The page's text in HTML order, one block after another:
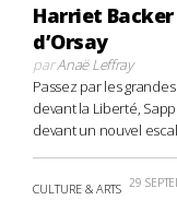
Harriet
d’Orsay
parAnaë Leffray
Passez par les
devant la Liberté,
devant un nouvel
CULTURE & ARTS 29